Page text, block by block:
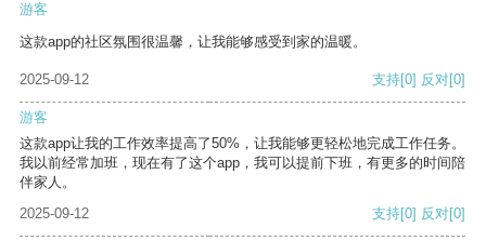
游客
这款app的社区氛围很温馨，让我能够感受到家的温暖。
2025-09-12 支持[0] 反对[0]
游客
这款app让我的工作效率提高了50%，让我能够更轻松地完成工作任务。
我以前经常加班，现在有了这个app，我可以提前下班，有更多的时间陪
伴家人。
2025-09-12
支持[0] 反对[0]